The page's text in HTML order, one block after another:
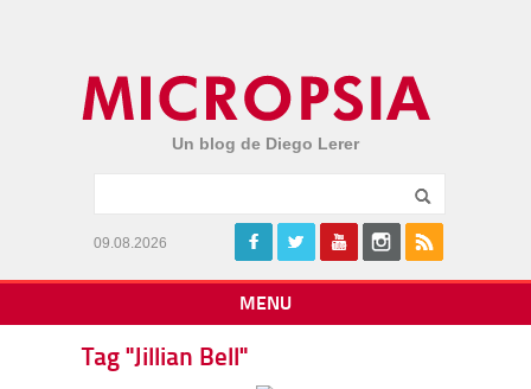
Un blog de Diego Lerer
09.08.2026
MENU
Tag "Jillian Bell"